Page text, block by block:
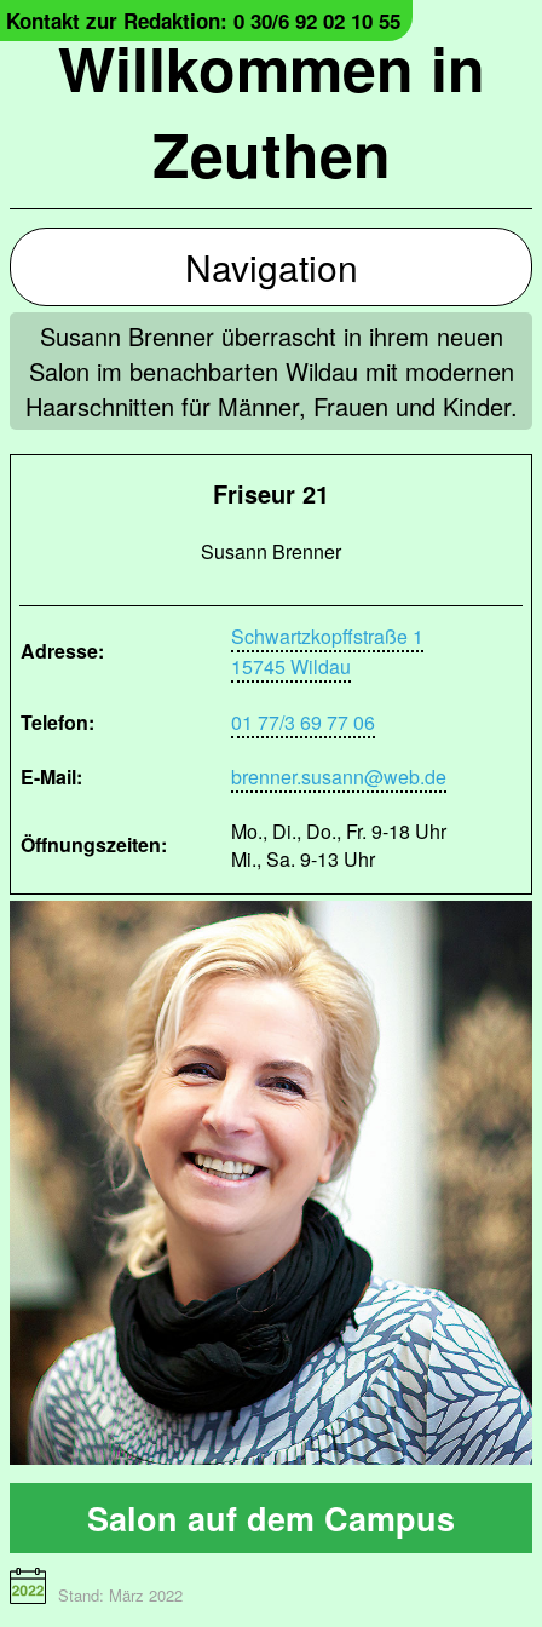
Willkommen in
Zeuthen
Kontakt zur Redaktion: 0 30/6 92 02 10 55
Navigation
Susann Brenner überrascht in ihrem neuen
Salon im benachbarten Wildau mit modernen
Haarschnitten für Männer, Frauen und Kinder.
Friseur 21
Susann Brenner
Adresse:
Schwartzkopffstraße 1
15745 Wildau
Telefon:
01 77/3 69 77 06
E-Mail:
brenner.susann@web.de
Öffnungszeiten:
Mo., Di., Do., Fr. 9-18 Uhr
Mi., Sa. 9-13 Uhr
Salon auf dem Campus
Stand: März 2022